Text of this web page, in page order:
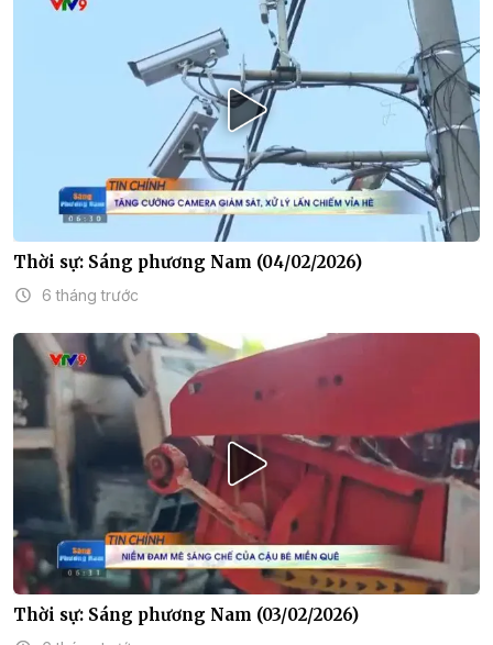
Thời sự: Sáng phương Nam (04/02/2026)
6 tháng trước
Thời sự: Sáng phương Nam (03/02/2026)